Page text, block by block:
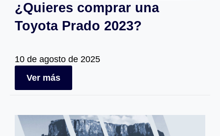
¿Quieres comprar una
Toyota Prado 2023?
10 de agosto de 2025
Ver más